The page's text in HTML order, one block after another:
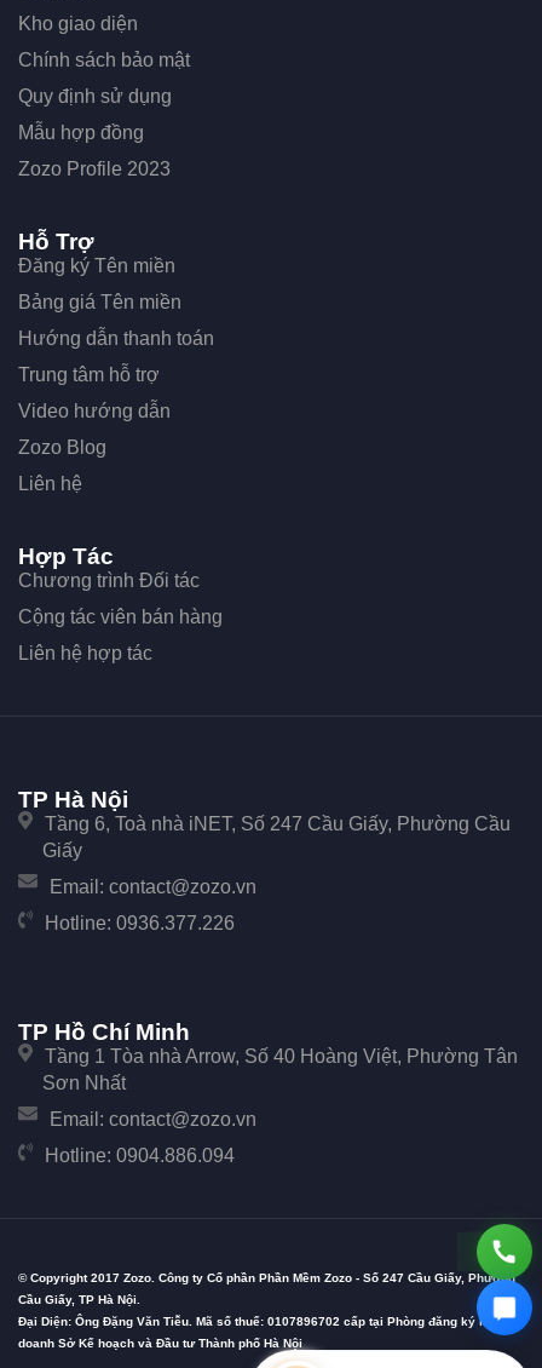
Kho giao diện
Chính sách bảo mật
Quy định sử dụng
Mẫu hợp đồng
Zozo Profile 2023
Hỗ Trợ
Đăng ký Tên miền
Bảng giá Tên miền
Hướng dẫn thanh toán
Trung tâm hỗ trợ
Video hướng dẫn
Zozo Blog
Liên hệ
Hợp Tác
Chương trình Đối tác
Cộng tác viên bán hàng
Liên hệ hợp tác
TP Hà Nội
Tầng 6, Toà nhà iNET, Số 247 Cầu Giấy, Phường Cầu
Giấy
Email: contact@zozo.vn
Hotline: 0936.377.226
TP Hồ Chí Minh
Tầng 1 Tòa nhà Arrow, Số 40 Hoàng Việt, Phường Tân
Sơn Nhất
Email: contact@zozo.vn
Hotline: 0904.886.094
© Copyright 2017 Zozo. Công ty Cổ phần Phần Mềm Zozo - Số 247 Cầu Giấy, Phường
Cầu Giấy, TP Hà Nội.
Đại Diện: Ông Đặng Văn Tiễu. Mã số thuế: 0107896702 cấp tại Phòng đăng ký kinh
doanh Sở Kế hoạch và Đầu tư Thành phố Hà Nội